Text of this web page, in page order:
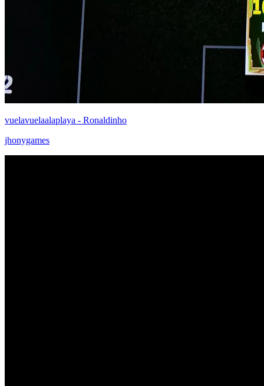
vuelavuelaalaplaya - Ronaldinho
jhonygames